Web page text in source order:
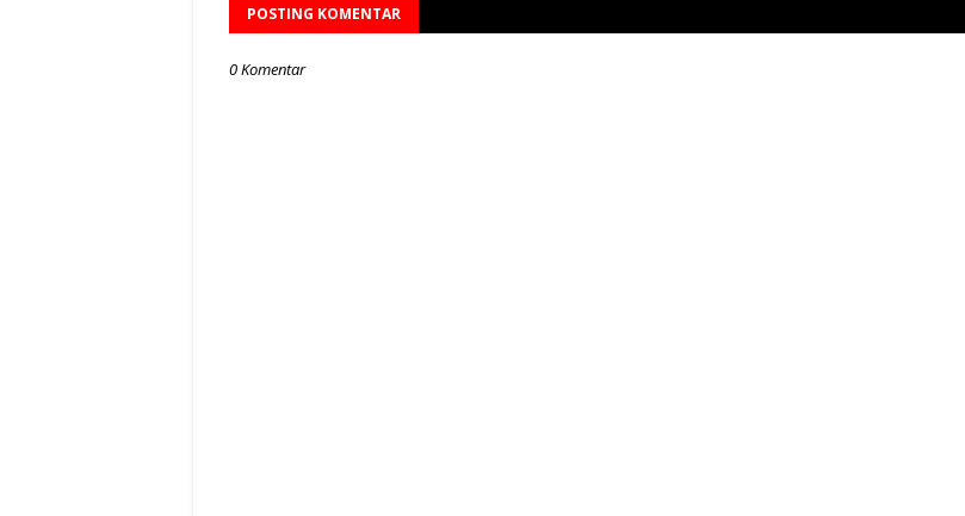
POSTING KOMENTAR
0 Komentar